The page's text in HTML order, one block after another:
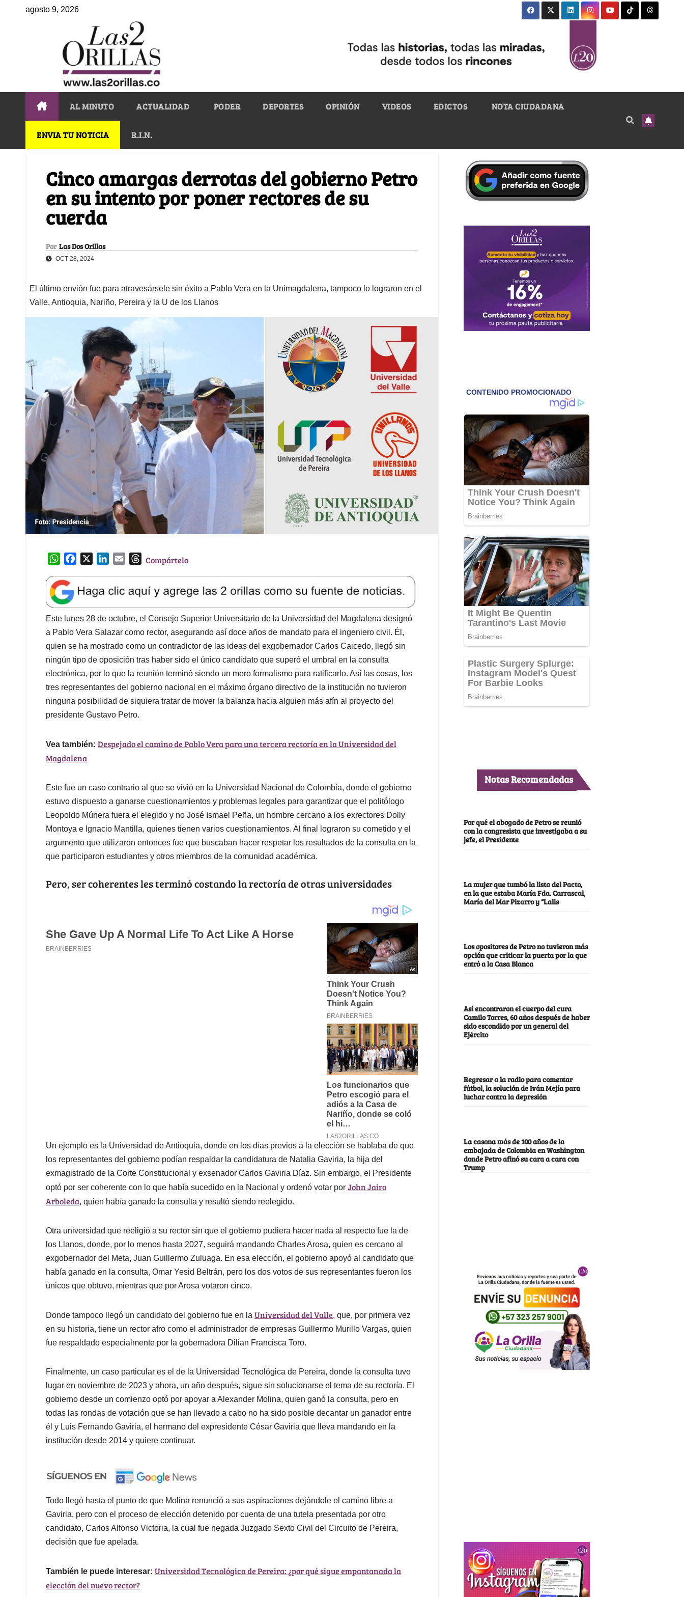
agosto 9, 2026
AL MINUTO ACTUALIDAD PODER DEPORTES OPINIÓN VIDEOS EDICTOS NOTA CIUDADANA
ENVIA TU NOTICIA R.I.N.
Cinco amargas derrotas del gobierno Petro
en su intento por poner rectores de su
cuerda
Por Las Dos Orillas
OCT 28, 2024
El último envión fue para atravesársele sin éxito a Pablo Vera en la Unimagdalena, tampoco lo lograron en el
Valle, Antioquia, Nariño, Pereira y la U de los Llanos
W
a
t
s
A
p
p
e
b
o
o
k
k
e
d
I
n
l
T
e
a
d
s
Compártelo
Este lunes 28 de octubre, el Consejo Superior Universitario de la Universidad del Magdalena designó
a Pablo Vera Salazar como rector, asegurando así doce años de mandato para el ingeniero civil. Él,
quien se ha mostrado como un contradictor de las ideas del exgobernador Carlos Caicedo, llegó sin
ningún tipo de oposición tras haber sido el único candidato que superó el umbral en la consulta
electrónica, por lo que la reunión terminó siendo un mero formalismo para ratificarlo. Así las cosas, los
tres representantes del gobierno nacional en el máximo órgano directivo de la institución no tuvieron
ninguna posibilidad de siquiera tratar de mover la balanza hacia alguien más afín al proyecto del
presidente Gustavo Petro.
Vea también: Despejado el camino de Pablo Vera para una tercera rectoría en la Universidad del
Magdalena
Este fue un caso contrario al que se vivió en la Universidad Nacional de Colombia, donde el gobierno
estuvo dispuesto a ganarse cuestionamientos y problemas legales para garantizar que el politólogo
Leopoldo Múnera fuera el elegido y no José Ismael Peña, un hombre cercano a los exrectores Dolly
Montoya e Ignacio Mantilla, quienes tienen varios cuestionamientos. Al final lograron su cometido y el
argumento que utilizaron entonces fue que buscaban hacer respetar los resultados de la consulta en la
que participaron estudiantes y otros miembros de la comunidad académica.
Pero, ser coherentes les terminó costando la rectoría de otras universidades
Un ejemplo es la Universidad de Antioquia, donde en los días previos a la elección se hablaba de que
los representantes del gobierno podían respaldar la candidatura de Natalia Gaviria, la hija del
exmagistrado de la Corte Constitucional y exsenador Carlos Gaviria Díaz. Sin embargo, el Presidente
optó por ser coherente con lo que había sucedido en la Nacional y ordenó votar por John Jairo
Arboleda, quien había ganado la consulta y resultó siendo reelegido.
Otra universidad que reeligió a su rector sin que el gobierno pudiera hacer nada al respecto fue la de
los Llanos, donde, por lo menos hasta 2027, seguirá mandando Charles Arosa, quien es cercano al
exgobernador del Meta, Juan Guillermo Zuluaga. En esa elección, el gobierno apoyó al candidato que
había ganado en la consulta, Omar Yesid Beltrán, pero los dos votos de sus representantes fueron los
únicos que obtuvo, mientras que por Arosa votaron cinco.
Donde tampoco llegó un candidato del gobierno fue en la Universidad del Valle, que, por primera vez
en su historia, tiene un rector afro como el administrador de empresas Guillermo Murillo Vargas, quien
fue respaldado especialmente por la gobernadora Dilian Francisca Toro.
Finalmente, un caso particular es el de la Universidad Tecnológica de Pereira, donde la consulta tuvo
lugar en noviembre de 2023 y ahora, un año después, sigue sin solucionarse el tema de su rectoría. El
gobierno desde un comienzo optó por apoyar a Alexander Molina, quien ganó la consulta, pero en
todas las rondas de votación que se han llevado a cabo no ha sido posible decantar un ganador entre
él y Luis Fernando Gaviria, el hermano del expresidente César Gaviria que lleva mandando en la
institución desde 2014 y quiere continuar.
Todo llegó hasta el punto de que Molina renunció a sus aspiraciones dejándole el camino libre a
Gaviria, pero con el proceso de elección detenido por cuenta de una tutela presentada por otro
candidato, Carlos Alfonso Victoria, la cual fue negada Juzgado Sexto Civil del Circuito de Pereira,
decisión que fue apelada.
También le puede interesar: Universidad Tecnológica de Pereira: ¿por qué sigue empantanada la
elección del nuevo rector?
Notas Recomendadas
Por qué el abogado de Petro se reunió
con la congresista que investigaba a su
jefe, el Presidente
La mujer que tumbó la lista del Pacto,
en la que estaba María Fda. Carrascal,
María del Mar Pizarro y “Lalis
Los opositores de Petro no tuvieron más
opción que criticar la puerta por la que
entró a la Casa Blanca
Así encontraron el cuerpo del cura
Camilo Torres, 60 años después de haber
sido escondido por un general del
Ejército
Regresar a la radio para comentar
fútbol, la solución de Iván Mejía para
luchar contra la depresión
La casona más de 100 años de la
embajada de Colombia en Washington
donde Petro afinó su cara a cara con
Trump